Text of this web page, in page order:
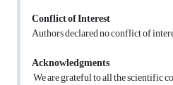
Conflict of Interest
Authors declared no conflict of
Acknowledgments
We are grateful to all the scientific